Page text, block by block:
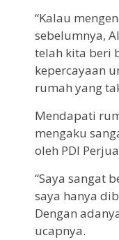
“Kalau
sebelumnya,
telah kita beri
kepercayaan
rumah yang
Mendapati
mengaku
oleh PDI
“Saya sangat
saya hanya
Dengan
ucapnya.